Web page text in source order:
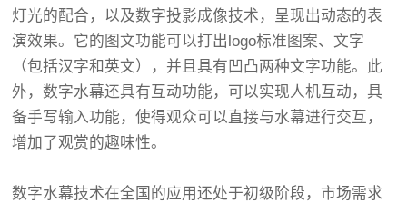
灯光的配合，以及数字投影成像技术，呈现出动态的表
演效果。它的图文功能可以打出logo标准图案、文字
（包括汉字和英文），并且具有凹凸两种文字功能。此
外，数字水幕还具有互动功能，可以实现人机互动，具
备手写输入功能，使得观众可以直接与水幕进行交互，
增加了观赏的趣味性。
数字水幕技术在全国的应用还处于初级阶段，市场需求